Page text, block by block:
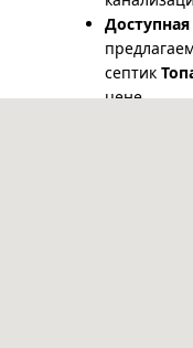
септик
цене.